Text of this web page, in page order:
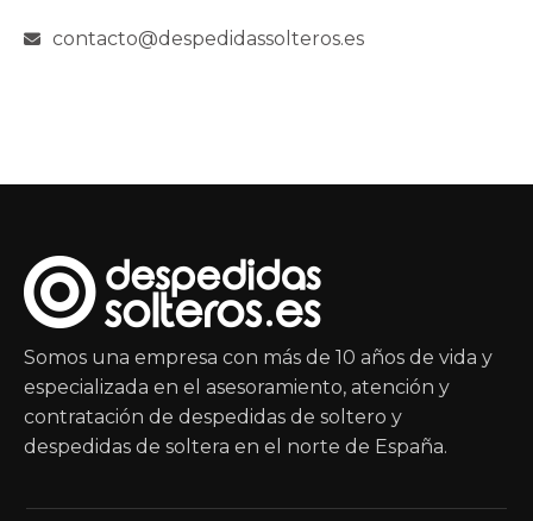
contacto@despedidassolteros.es
Somos una empresa con más de 10 años de vida y
especializada en el asesoramiento, atención y
contratación de despedidas de soltero y
despedidas de soltera en el norte de España.